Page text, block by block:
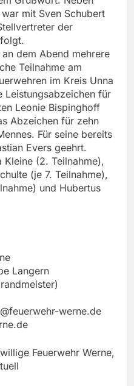
mit Sven Schubert
der
dem Abend mehrere
Teilnahme am
im Kreis Unna
Leistungsabzeichen für
Leonie Bispinghoff
Abzeichen für zehn
Für seine bereits
Evers geehrt.
(2. Teilnahme),
(je 7. Teilnahme),
und Hubertus
Langern
werne.de
Feuerwehr Werne,